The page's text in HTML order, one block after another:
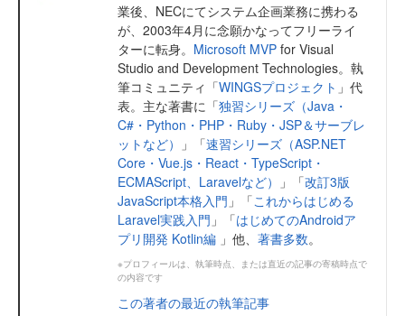
業後、NECにてシステム企画業務に携わる
が、2003年4月に念願かなってフリーライ
ターに転身。 Microsoft MVP for Visual
Studio and Development Technologies。執
筆コミュニティ「WINGSプロジェクト 」代
表。主な著書に「独習シリーズ（Java・
C#・Python・PHP・Ruby・JSP＆サーブレ
ットなど）
」「速習シリーズ（ASP.NET
Core・Vue.js・React・TypeScript・
ECMAScript、Laravelなど）
」「改訂3版
JavaScript本格入門 」「これからはじめる
Laravel実践入門 」「はじめてのAndroidア
プリ開発 Kotlin編 」他、 著書多数。
※プロフィールは、執筆時点、または直近の記事の寄稿時点で
の内容です
この著者の最近の執筆記事